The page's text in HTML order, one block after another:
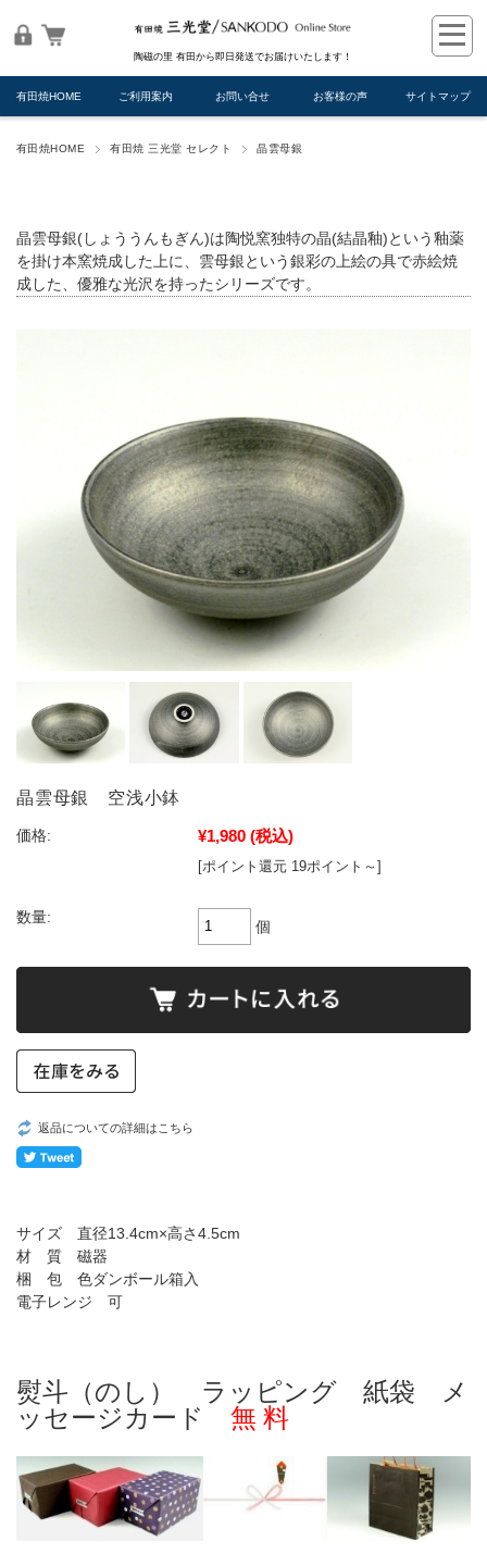
陶磁の里 有田から即日発送でお届けいたします！
有田焼HOME ご利用案内 お問い合せ お客様の声 サイトマップ
有田焼HOME 有田焼 三光堂 セレクト 晶雲母銀
晶雲母銀(しょううんもぎん)は陶悦窯独特の晶(結晶釉)という釉薬
を掛け本窯焼成した上に、雲母銀という銀彩の上絵の具で赤絵焼
成した、優雅な光沢を持ったシリーズです。
晶雲母銀 空浅小鉢
価格: ¥1,980 (税込)
[ポイント還元 19ポイント～]
数量:
個
返品についての詳細はこちら
サイズ 直径13.4cm×高さ4.5cm
材 質 磁器
梱 包 色ダンボール箱入
電子レンジ 可
熨斗（のし） ラッピング 紙袋 メ
ッセージカード
無 料